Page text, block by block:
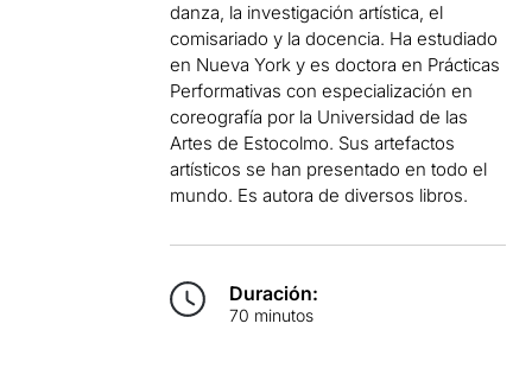
danza, la investigación artística, el
comisariado y la docencia. Ha estudiado
en Nueva York y es doctora en Prácticas
Performativas con especialización en
coreografía por la Universidad de las
Artes de Estocolmo. Sus artefactos
artísticos se han presentado en todo el
mundo. Es autora de diversos libros.
Duración:
70 minutos